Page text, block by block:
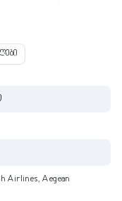
Airlines, Aegean